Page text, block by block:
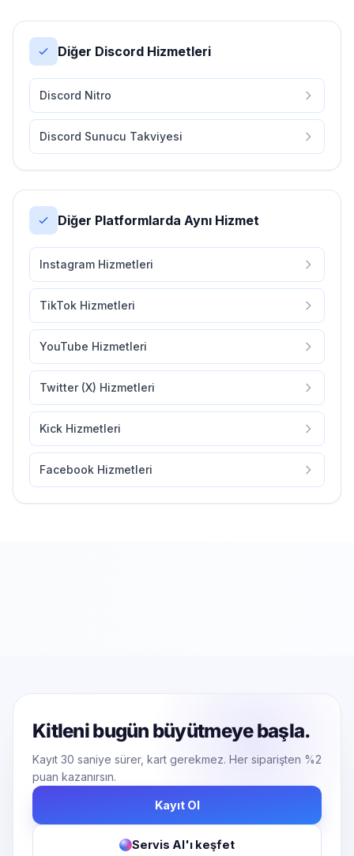
Diğer Discord Hizmetleri
Discord Nitro
Discord Sunucu Takviyesi
Diğer Platformlarda Aynı Hizmet
Instagram Hizmetleri
TikTok Hizmetleri
YouTube Hizmetleri
Twitter (X) Hizmetleri
Kick Hizmetleri
Facebook Hizmetleri
Kitleni bugün büyütmeye başla.
Kayıt 30 saniye sürer, kart gerekmez. Her siparişten %2
puan kazanırsın.
Kayıt Ol
Servis AI'ı keşfet